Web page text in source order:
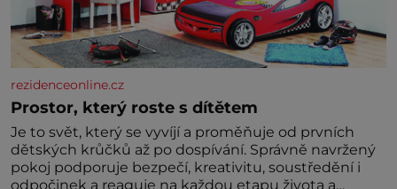
rezidenceonline.cz
Prostor, který roste s dítětem
Je to svět, který se vyvíjí a proměňuje od prvních
dětských krůčků až po dospívání. Správně navržený
pokoj podporuje bezpečí, kreativitu, soustředění i
odpočinek a reaguje na každou etapu života a